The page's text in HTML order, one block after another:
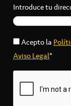
Introduce tu
Acepto la
Aviso Legal*